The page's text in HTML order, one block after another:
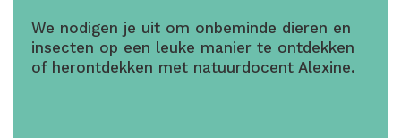
We nodigen je uit om onbeminde dieren en
insecten op een leuke manier te ontdekken
of herontdekken met natuurdocent Alexine.